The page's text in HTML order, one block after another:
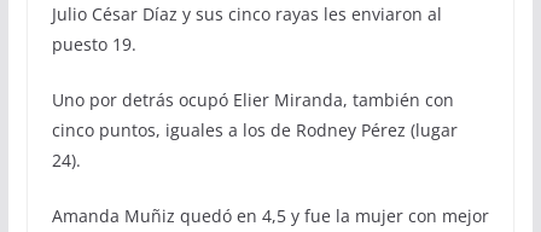
Julio César Díaz y sus cinco rayas les enviaron al
puesto 19.
Uno por detrás ocupó Elier Miranda, también con
cinco puntos, iguales a los de Rodney Pérez (lugar
24).
Amanda Muñiz quedó en 4,5 y fue la mujer con mejor